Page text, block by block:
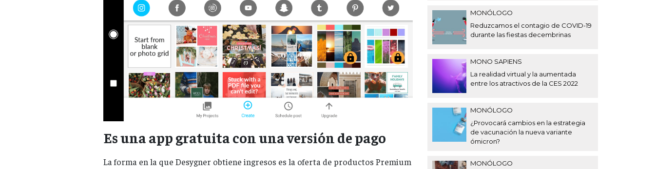
Es una app gratuita con una versión de pago
La forma en la que Desygner obtiene ingresos es la oferta de productos Premium
MONÓLOGO
Reduzcamos el contagio de COVID-19
durante las fiestas decembrinas
MONO SAPIENS
La realidad virtual y la aumentada
entre los atractivos de la CES 2022
MONÓLOGO
¿Provocará cambios en la estrategia
de vacunación la nueva variante
ómicron?
MONÓLOGO